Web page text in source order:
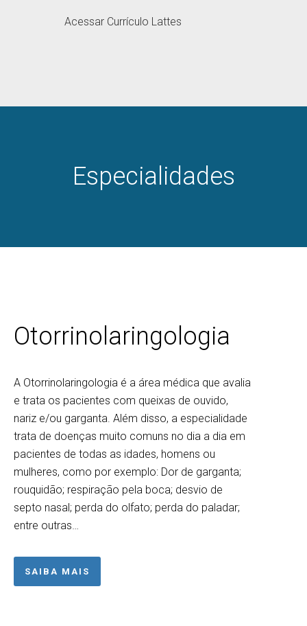
Acessar Currículo Lattes
Especialidades
Otorrinolaringologia
A Otorrinolaringologia é a área médica que avalia
e trata os pacientes com queixas de ouvido,
nariz e/ou garganta. Além disso, a especialidade
trata de doenças muito comuns no dia a dia em
pacientes de todas as idades, homens ou
mulheres, como por exemplo: Dor de garganta;
rouquidão; respiração pela boca; desvio de
septo nasal; perda do olfato; perda do paladar;
entre outras…
SAIBA MAIS